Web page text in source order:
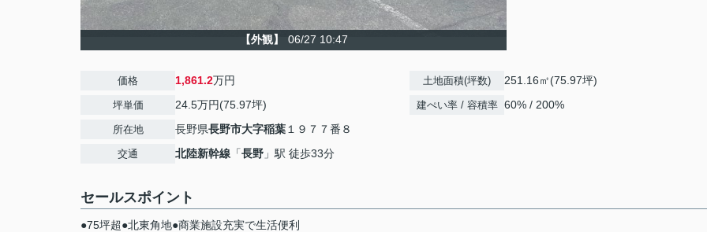
【外観】 06/27 10:47
価格 1,861.2万円
坪単価 24.5万円(75.97坪)
所在地 長野県長野市大字稲葉 １９７７番８
交通 北陸新幹線 「長野 」駅 徒歩33分
土地面積(坪数) 251.16㎡(75.97坪)
建ぺい率 / 容積率 60% / 200%
セールスポイント
●75坪超●北東角地●商業施設充実で生活便利